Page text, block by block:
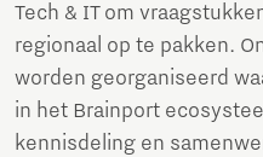
Tech & IT om
regionaal op te pakken.
worden georganiseerd
in het Brainport
kennisdeling en